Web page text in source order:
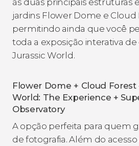
jardins Flower Dome e Cloud
permitindo ainda que você
toda a exposição interativa
Jurassic World.
Flower Dome + Cloud Forest
World: The Experience +
Observatory
A opção perfeita para quem
de fotografia. Além do